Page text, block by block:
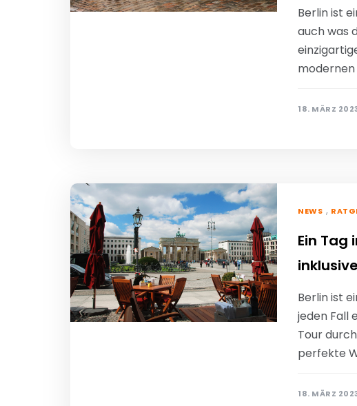
Berlin ist
auch was
18. MÄRZ
NEWS ,
Ein Tag
inklusive
Berlin ist
jeden Fall
Tour
perfekte
18. MÄRZ